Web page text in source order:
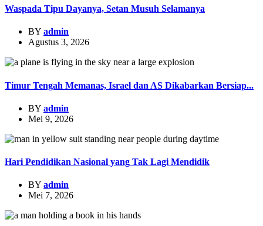
Waspada Tipu Dayanya, Setan Musuh Selamanya
BY admin
Agustus 3, 2026
Timur Tengah Memanas, Israel dan AS Dikabarkan Bersiap...
BY admin
Mei 9, 2026
Hari Pendidikan Nasional yang Tak Lagi Mendidik
BY admin
Mei 7, 2026